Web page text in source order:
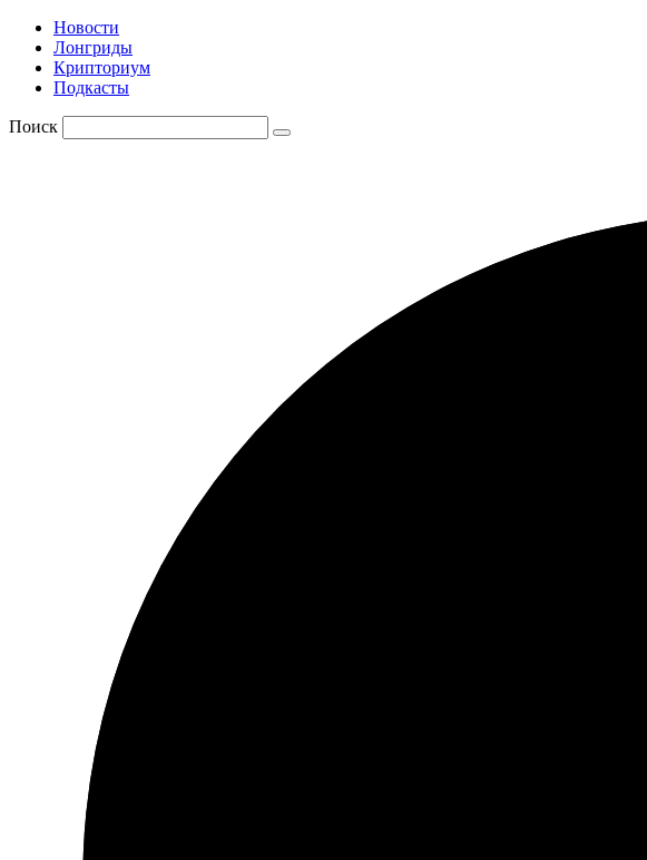
Новости
Лонгриды
Крипториум
Подкасты
Поиск